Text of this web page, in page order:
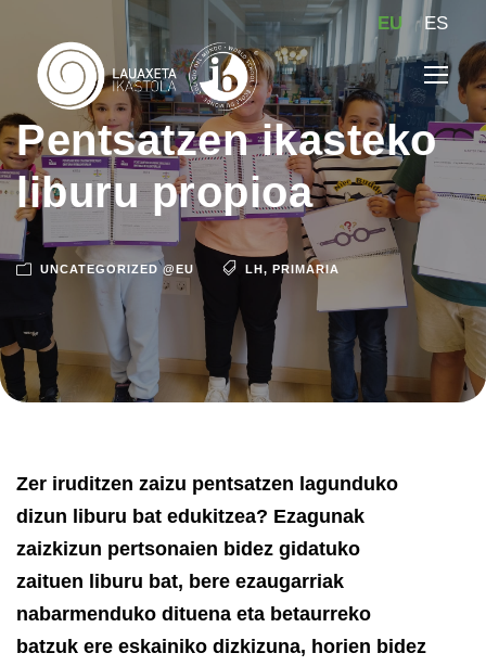
EU ES
Pentsatzen ikasteko
liburu propioa
UNCATEGORIZED @EU LH, PRIMARIA
Zer iruditzen zaizu pentsatzen lagunduko
dizun liburu bat edukitzea? Ezagunak
zaizkizun pertsonaien bidez gidatuko
zaituen liburu bat, bere ezaugarriak
nabarmenduko dituena eta betaurreko
batzuk ere eskainiko dizkizuna, horien bidez